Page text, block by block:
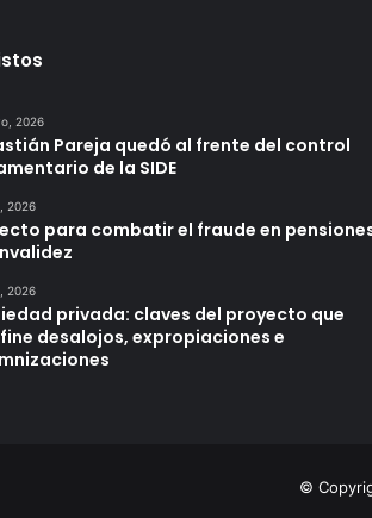
2026
Pareja quedó al frente del control
de la SIDE
2026
para combatir el fraude en
2026
privada: claves del proyecto que
desalojos, expropiaciones e
©